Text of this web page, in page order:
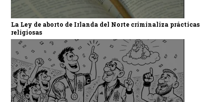
La Ley de aborto de Irlanda del Norte criminaliza prácticas
religiosas